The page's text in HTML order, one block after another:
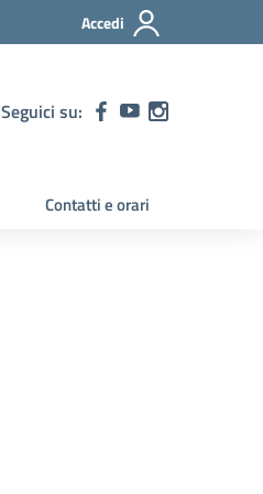
Accedi
Seguici su:
Contatti e orari